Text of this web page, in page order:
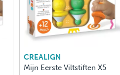
CREALIGN
Mijn Eerste Viltstiften X5